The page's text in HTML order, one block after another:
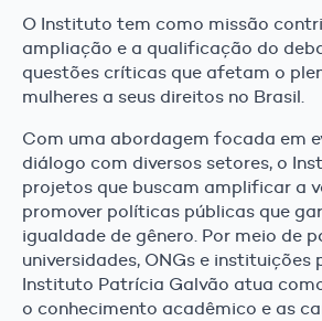
O Instituto tem como missão
ampliação e a qualificação do
questões críticas que afetam o
mulheres a seus direitos no Brasil.
Com uma abordagem focada em
diálogo com diversos setores, o
projetos que buscam amplificar a
promover políticas públicas que
igualdade de gênero. Por meio de
universidades, ONGs e instituições
Instituto Patrícia Galvão atua
o conhecimento acadêmico e as